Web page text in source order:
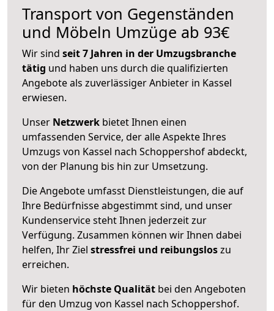
Transport von Gegenständen
und Möbeln Umzüge ab 93€
Wir sind seit 7 Jahren in der Umzugsbranche
tätig und haben uns durch die qualifizierten
Angebote als zuverlässiger Anbieter in Kassel
erwiesen.
Unser Netzwerk bietet Ihnen einen
umfassenden Service, der alle Aspekte Ihres
Umzugs von Kassel nach Schoppershof abdeckt,
von der Planung bis hin zur Umsetzung.
Die Angebote umfasst Dienstleistungen, die auf
Ihre Bedürfnisse abgestimmt sind, und unser
Kundenservice steht Ihnen jederzeit zur
Verfügung. Zusammen können wir Ihnen dabei
helfen, Ihr Ziel stressfrei und reibungsloszu
erreichen.
Wir bieten höchste Qualität bei den Angeboten
für den Umzug von Kassel nach Schoppershof.